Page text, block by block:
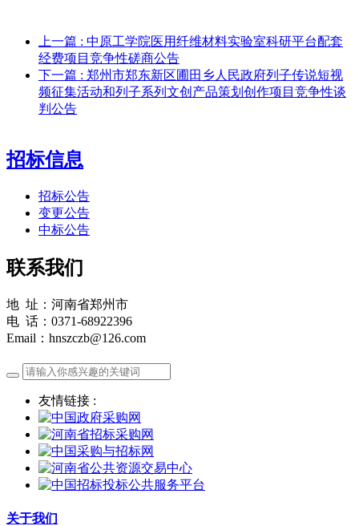
上一篇 : 中原工学院医用纤维材料实验室科研平台配套
经费项目竞争性磋商公告
下一篇 : 郑州市郑东新区圃田乡人民政府列子传说短视
频征集活动和列子系列文创产品策划创作项目竞争性谈
判公告
招标信息
招标公告
变更公告
中标公告
联系我们
地 址：河南省郑州市
电 话：0371-68922396
Email：hnszczb@126.com
友情链接 :
关于我们